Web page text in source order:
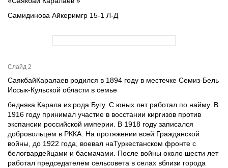
Самидинова Айкеримгр 15-1 Л-Д
Слайд 2
СаякбайКаралаев родился в 1894 году в местечке Семиз-Бель
Иссык-Кульской области в семье
бедняка Карала из рода Бугу. С юных лет работал по найму. В
1916 году принимал участие в восстании киргизов против
экспансии российской империи. В 1918 году записался
добровольцем в РККА. На протяжении всей Гражданской
войны, до 1922 года, воевал наТуркестанском фронте с
белогвардейцами и басмачами. После войны около шести лет
работал председателем сельсовета в селах вблизи города